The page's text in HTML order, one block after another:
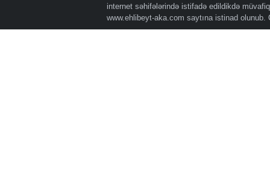
internet səhifələrində istifadə edildikdə
www.ehlibeyt-aka.com saytına istinad olunub.